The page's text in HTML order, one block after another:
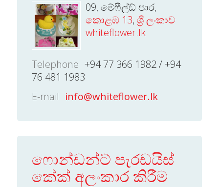
09, මේෆීල්ඩ් පාර,
කොළඹ 13, ශ්‍රී ලංකාව
whiteflower.lk
Telephone +94 77 366 1982 / +94
76 481 1983
E-mail info@whiteflower.lk
ෆොන්ඩන්ට් පැරඩයිස්
කේක් අලංකාර කිරීම